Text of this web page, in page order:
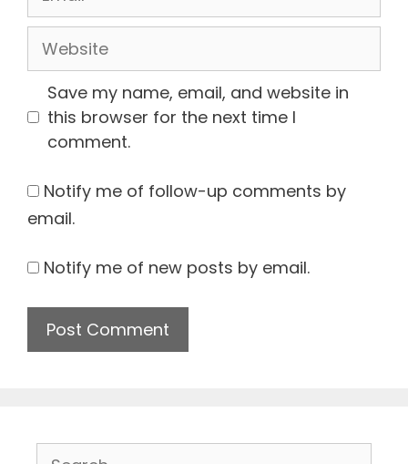
Website
Save my name, email, and website in
this browser for the next time I
comment.
Notify me of follow-up comments by
email.
Notify me of new posts by email.